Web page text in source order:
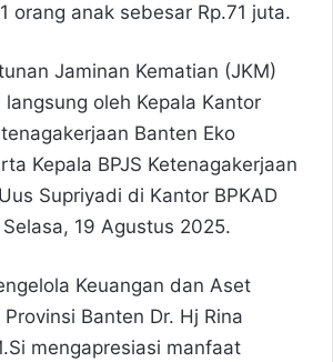
orang anak sebesar Rp.71 juta.
Jaminan Kematian (JKM)
oleh Kepala Kantor
Banten Eko
Kepala BPJS Ketenagakerjaan
Supriyadi di Kantor BPKAD
19 Agustus 2025.
Keuangan dan Aset
Banten Dr. Hj Rina
mengapresiasi manfaat